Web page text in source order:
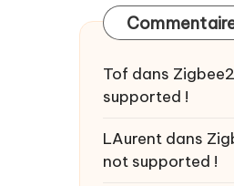
Tof dans
supported !
LAurentdans
not supported !